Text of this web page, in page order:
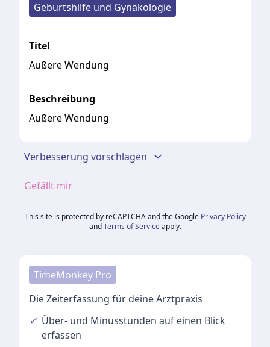
Geburtshilfe und Gynäkologie
Titel
Äußere Wendung
Beschreibung
Äußere Wendung
Verbesserung vorschlagen
Gefällt mir
This site is protected by reCAPTCHA and the Google Privacy Policy
and Terms of Service apply.
TimeMonkey Pro
Die Zeiterfassung für deine Arztpraxis
✓ Über- und Minusstunden auf einen Blick
erfassen